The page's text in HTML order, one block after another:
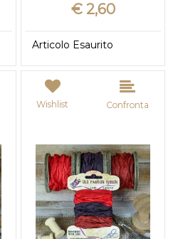
€ 2,60
Articolo Esaurito
Wishlist Confronta